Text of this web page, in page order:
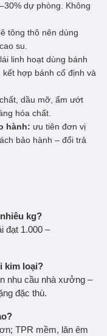
dự phòng. Không
tông thô nên dùng
su.
linh hoạt dùng bánh
kết hợp bánh cố định và
dầu mỡ, ẩm ướt
hóa chất.
hành: ưu tiên đơn vị
bảo hành – đổi trả
kg?
đạt 1.000 –
kim loại?
nhu cầu nhà xưởng –
đặc thù.
TPR mềm, lăn êm